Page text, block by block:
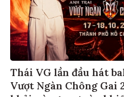
Thái VG lần đầu hát
Vượt Ngàn Chông Gai